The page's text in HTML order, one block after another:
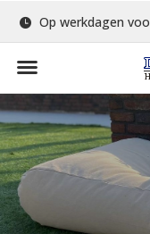
Op werkdagen voor 15:00